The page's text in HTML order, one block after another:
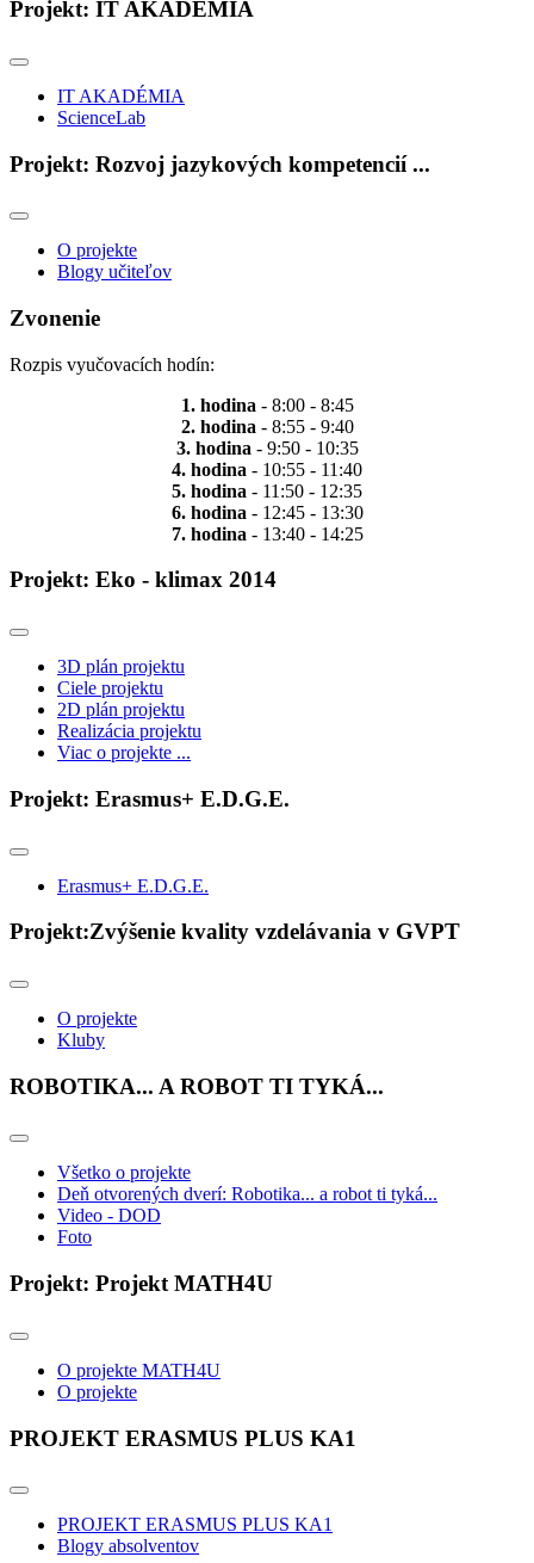
Projekt: IT AKADÉMIA
IT AKADÉMIA
ScienceLab
Projekt: Rozvoj jazykových kompetencií ...
O projekte
Blogy učiteľov
Zvonenie
Rozpis vyučovacích hodín:
1. hodina - 8:00 - 8:45
2. hodina - 8:55 - 9:40
3. hodina - 9:50 - 10:35
4. hodina - 10:55 - 11:40
5. hodina - 11:50 - 12:35
6. hodina - 12:45 - 13:30
7. hodina - 13:40 - 14:25
Projekt: Eko - klimax 2014
3D plán projektu
Ciele projektu
2D plán projektu
Realizácia projektu
Viac o projekte ...
Projekt: Erasmus+ E.D.G.E.
Erasmus+ E.D.G.E.
Projekt:Zvýšenie kvality vzdelávania v GVPT
O projekte
Kluby
ROBOTIKA... A ROBOT TI TYKÁ...
Všetko o projekte
Deň otvorených dverí: Robotika... a robot ti tyká...
Video - DOD
Foto
Projekt: Projekt MATH4U
O projekte MATH4U
O projekte
PROJEKT ERASMUS PLUS KA1
PROJEKT ERASMUS PLUS KA1
Blogy absolventov